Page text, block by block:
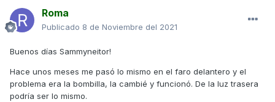
Roma
Publicado 8 de Noviembre del 2021
Buenos días Sammyneitor!
Hace unos meses me pasó lo mismo en el faro delantero y el
problema era la bombilla, la cambié y funcionó. De la luz trasera
podría ser lo mismo.